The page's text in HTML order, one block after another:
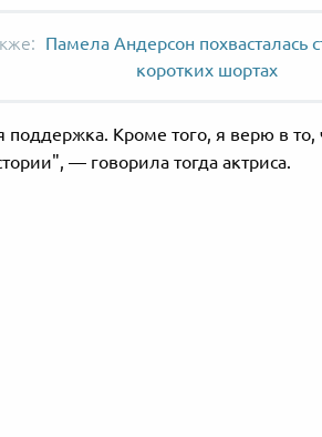
Памела Андерсон
коротких шортах
поддержка. Кроме того, я верю в то,
— говорила тогда актриса.